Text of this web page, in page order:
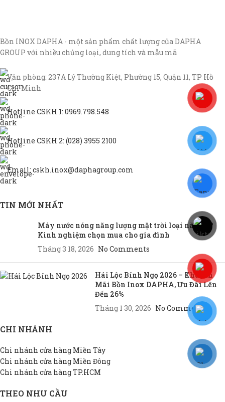
Bồn INOX DAPHA - một sản phẩm chất lượng của DAPHA
GROUP với nhiều chủng loại, dung tích và mẫu mã
Văn phòng: 237A Lý Thường Kiệt, Phường 15, Quận 11, TP Hồ
Chí Minh
Hotline CSKH 1: 0969.798.548
Hotline CSKH 2: (028) 3955 2100
Email: cskh.inox@daphagroup.com
TIN MỚI NHẤT
Máy nước nóng năng lượng mặt trời loại nào tốt?
Kinh nghiệm chọn mua cho gia đình
Tháng 3 18, 2026 No Comments
Hái Lộc Bính Ngọ 2026 – Khuyến
Mãi Bồn Inox DAPHA, Ưu Đãi Lên
Đến 26%
Tháng 1 30, 2026 No Comments
CHI NHÁNH
Chi nhánh cửa hàng Miền Tây
Chi nhánh cửa hàng Miền Đông
Chi nhánh cửa hàng TP.HCM
THEO NHU CẦU